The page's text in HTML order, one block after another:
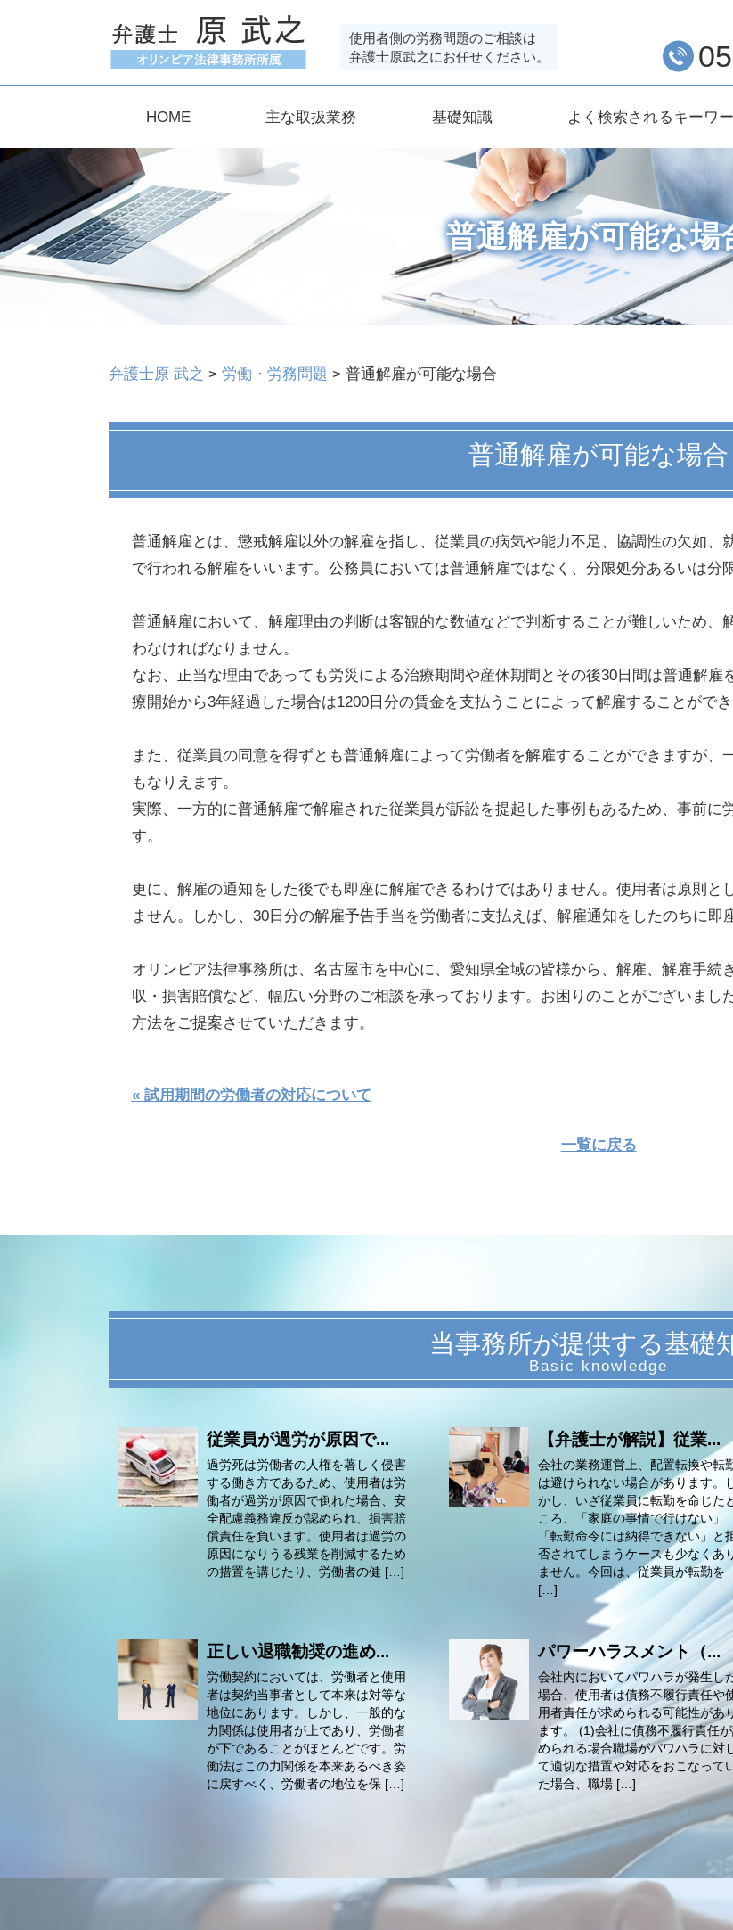
普通解雇が可能な場
使用者側の労務問題のご相談は
弁護士原武之にお任せください。
HOME 主な取扱業務 基礎知識 よく検索されるキーワ
弁護士原 武之 > 労働・労務問題 > 普通解雇が可能な場合
普通解雇が可能な場合
普通解雇とは、懲戒解雇以外の解雇を指し、従業員の病気や能力不足、協調性の欠如、
で行われる解雇をいいます。公務員においては普通解雇ではなく、分限処分あるいは分
普通解雇において、解雇理由の判断は客観的な数値などで判断することが難しいため、
わなければなりません。
なお、正当な理由であっても労災による治療期間や産休期間とその後30日間は普通解
療開始から3年経過した場合は1200日分の賃金を支払うことによって解雇することができ
また、従業員の同意を得ずとも普通解雇によって労働者を解雇することができますが
もなりえます。
実際、一方的に普通解雇で解雇された従業員が訴訟を提起した事例もあるため、事前に
す。
更に、解雇の通知をした後でも即座に解雇できるわけではありません。使用者は原則と
ません。しかし、30日分の解雇予告手当を労働者に支払えば、解雇通知をしたのちに即
オリンピア法律事務所は、名古屋市を中心に、愛知県全域の皆様から、解雇、解雇手続
収・損害賠償など、幅広い分野のご相談を承っております。お困りのことがございま
方法をご提案させていただきます。
« 試用期間の労働者の対応について
一覧に戻る
当事務所が提供する基礎
従業員が過労が原因で...
過労死は労働者の人権を著しく侵害
する働き方であるため、使用者は労
働者が過労が原因で倒れた場合、安
全配慮義務違反が認められ、損害賠
償責任を負います。使用者は過労の
原因になりうる残業を削減するため
の措置を講じたり、労働者の健 […]
【弁護士が解説】従業...
会社の業務運営上、配置転換や転
は避けられない場合があります。
かし、いざ従業員に転勤を命じた
ころ、「家庭の事情で行けない」
「転勤命令には納得できない」と
否されてしまうケースも少なくあ
ません。今回は、従業員が転勤を
[…]
正しい退職勧奨の進め...
労働契約においては、労働者と使用
者は契約当事者として本来は対等な
地位にあります。しかし、一般的な
力関係は使用者が上であり、労働者
が下であることがほとんどです。労
働法はこの力関係を本来あるべき姿
に戻すべく、労働者の地位を保 […]
パワーハラスメント（...
会社内においてパワハラが発生し
場合、使用者は債務不履行責任や
用者責任が求められる可能性があ
ます。 (1)会社に債務不履行責任
められる場合職場がパワハラに対
て適切な措置や対応をおこなって
た場合、職場 […]